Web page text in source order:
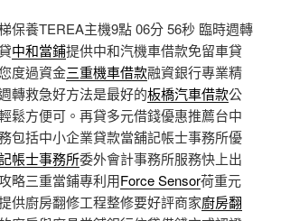
保養TEREA主機9點 06分 56秒 臨時週轉
中和當鋪提供中和汽機車借款免留車貸
度過資金三重機車借款融資銀行專業精
轉救急好方法是最好的板橋汽車借款公
鬆方便可。再貸多元借錢優惠推薦台中
包括中小企業貸款當舖記帳士事務所優
帳士事務所委外會計事務所服務快上出
略三重當鋪專利用Force Sensor荷重元
供廚房翻修工程整修要好評商家廚房翻